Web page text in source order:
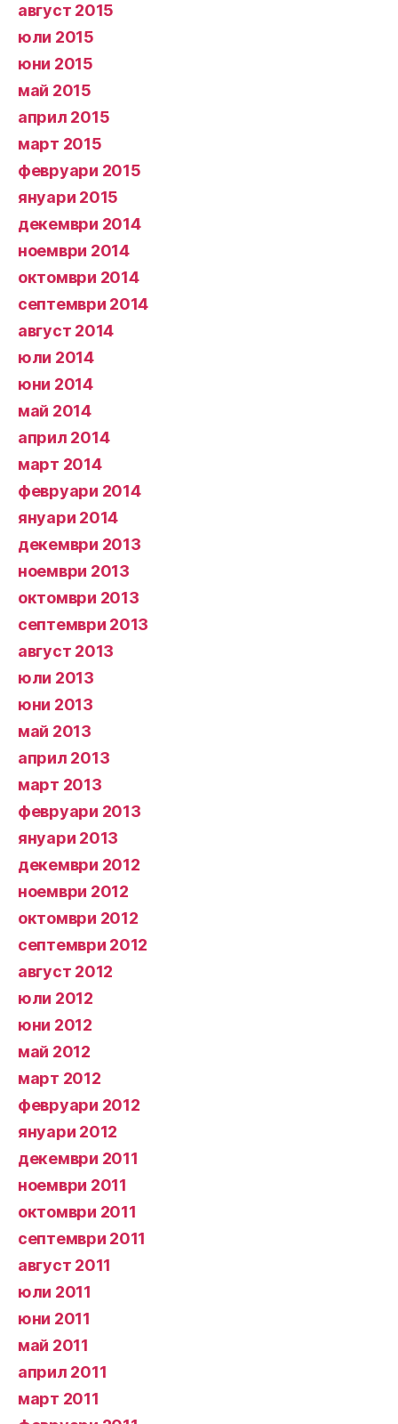
август 2015
юли 2015
юни 2015
май 2015
април 2015
март 2015
февруари 2015
януари 2015
декември 2014
ноември 2014
октомври 2014
септември 2014
август 2014
юли 2014
юни 2014
май 2014
април 2014
март 2014
февруари 2014
януари 2014
декември 2013
ноември 2013
октомври 2013
септември 2013
август 2013
юли 2013
юни 2013
май 2013
април 2013
март 2013
февруари 2013
януари 2013
декември 2012
ноември 2012
октомври 2012
септември 2012
август 2012
юли 2012
юни 2012
май 2012
март 2012
февруари 2012
януари 2012
декември 2011
ноември 2011
октомври 2011
септември 2011
август 2011
юли 2011
юни 2011
май 2011
април 2011
март 2011